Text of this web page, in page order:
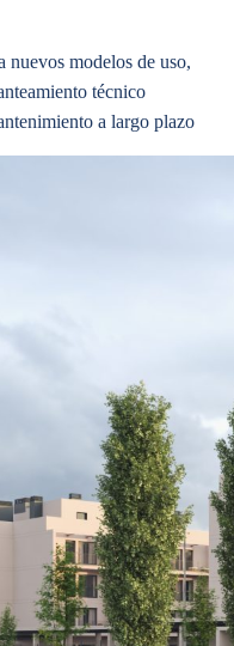
nuevos modelos de uso,
técnico
a largo plazo